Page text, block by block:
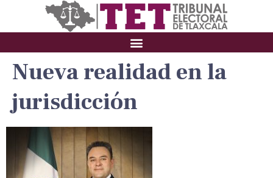
Nueva realidad en la
jurisdicción